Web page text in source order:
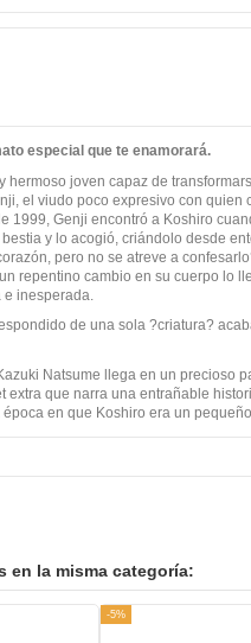
especial que te enamorará.
hermoso joven capaz de
el viudo poco expresivo con quien
1999, Genji encontró a Koshiro
y lo acogió, criándolo desde
pero no se atreve a
repentino cambio en su cuerpo lo
inesperada.
de una sola ?criatura?
Natsume llega en un precioso
extra que narra una entrañable
en que Koshiro era un
en la misma categoría:
-5%